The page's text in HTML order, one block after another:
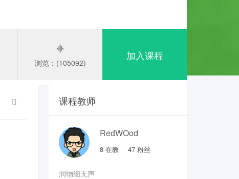
浏览：(105092)
加入课程
课程教师
RedWOod
8 在教 47 粉丝
润物细无声